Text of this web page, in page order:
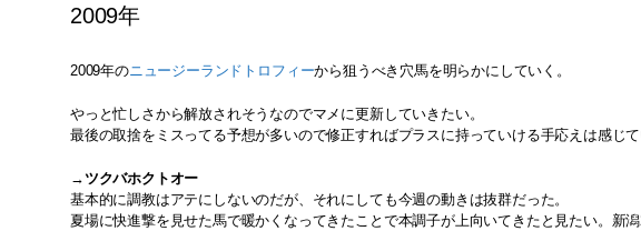
2009年
2009年のニュージーランドトロフィーから狙うべき穴馬を明らかにしていく。
やっと忙しさから解放されそうなのでマメに更新していきたい。
最後の取捨をミスってる予想が多いので修正すればプラスに持っていける手応えは感じ
→ ツクバホクトオー
基本的に調教はアテにしないのだが、それにしても今週の動きは抜群だった。
夏場に快進撃を見せた馬で暖かくなってきたことで本調子が上向いてきたと見たい。新